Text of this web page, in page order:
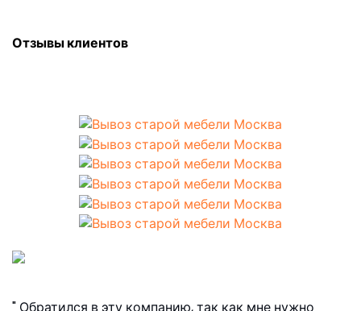
Отзывы клиентов
Обратился в эту компанию, так как мне нужно